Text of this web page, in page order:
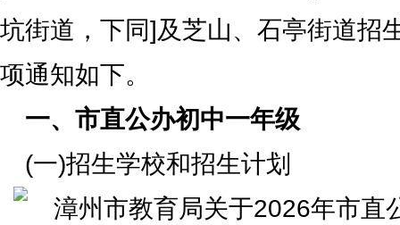
坑街道，下同]及芝山、石亭街道招
项通知如下。
一、市直公办初中一年级
(一)招生学校和招生计划